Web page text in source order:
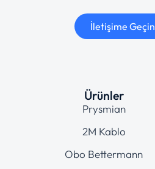
İletişime Geçin
Ürünler
Prysmian
2M Kablo
Obo Bettermann